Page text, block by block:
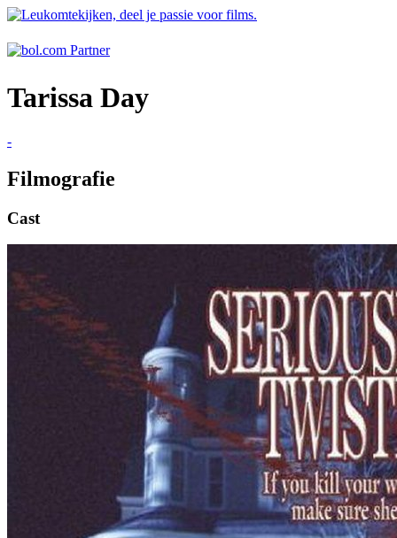
Tarissa Day
-
Filmografie
Cast